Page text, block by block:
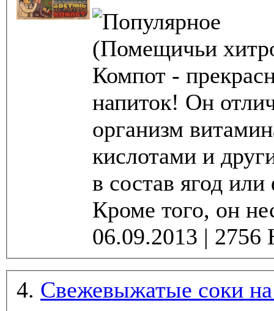
(Помещичьи
Компот -
напиток! Он отлично утоляет жажду, пополняя
организм
кислотами и
в состав ягод
Кроме того, он
4. Свежевыжатые соки